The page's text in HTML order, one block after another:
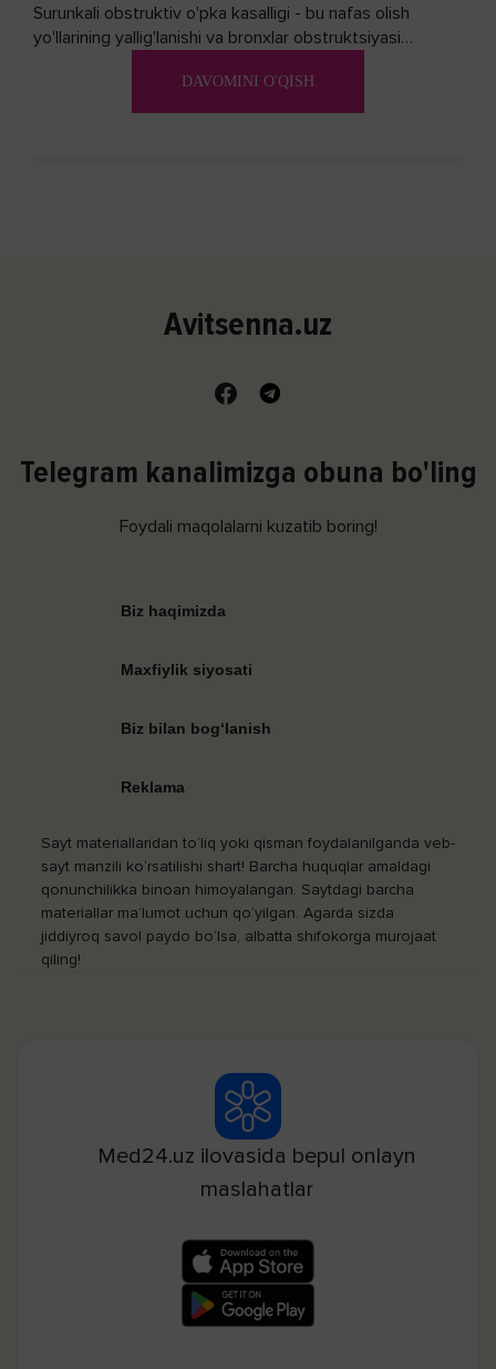
Surunkali obstruktiv o'pka kasalligi - bu nafas olish
yo'llarining yallig'lanishi va bronxlar obstruktsiyasi
DAVOMINI O'QISH
Avitsenna.uz
Telegram kanalimizga obuna bo'ling
Foydali maqolalarni kuzatib boring!
Biz haqimizda
Maxfiylik siyosati
Biz bilan bog‘lanish
Reklama
Sayt materiallaridan to‘liq yoki qisman foydalanilganda veb-
sayt manzili ko‘rsatilishi shart! Barcha huquqlar amaldagi
qonunchilikka binoan himoyalangan. Saytdagi barcha
materiallar ma’lumot uchun qo‘yilgan. Agarda sizda
jiddiyroq savol paydo bo‘lsa, albatta shifokorga murojaat
qiling!
Med24.uz ilovasida bepul onlayn
maslahatlar